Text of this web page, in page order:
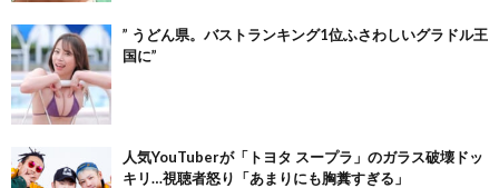
” うどん県。バストランキング1位ふさわしいグラドル王
国に”
人気YouTuberが「トヨタ スープラ」のガラス破壊ドッ
キリ…視聴者怒り「あまりにも胸糞すぎる」